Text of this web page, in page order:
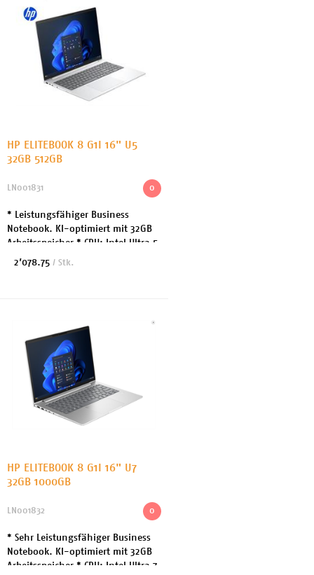
HP ELITEBOOK 8 G1I 16" U5
32GB 512GB
0
LN001831
* Leistungsfähiger Business
Notebook. KI-optimiert mit 32GB
Arbeitsspeicher * CPU: Intel Ultra 5
225H bis 4.9GHz 12 Cores *
2’078.75 / Stk.
HP ELITEBOOK 8 G1I 16" U7
32GB 1000GB
0
LN001832
* Sehr Leistungsfähiger Business
Notebook. KI-optimiert mit 32GB
Arbeitsspeicher * CPU: Intel Ultra 7